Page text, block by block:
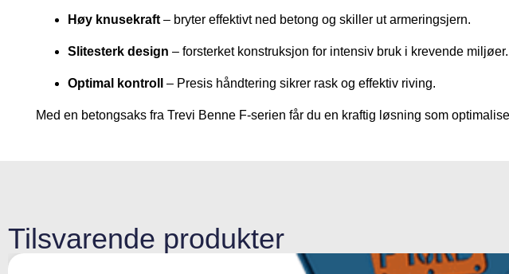
Høy knusekraft – bryter effektivt ned betong og skiller ut armeringsjern.
Slitesterk design – forsterket konstruksjon for intensiv bruk i krevende miljøer.
Optimal kontroll – Presis håndtering sikrer rask og effektiv riving.
Med en betongsaks fra Trevi Benne F-serien får du en kraftig løsning som
Tilsvarende produkter